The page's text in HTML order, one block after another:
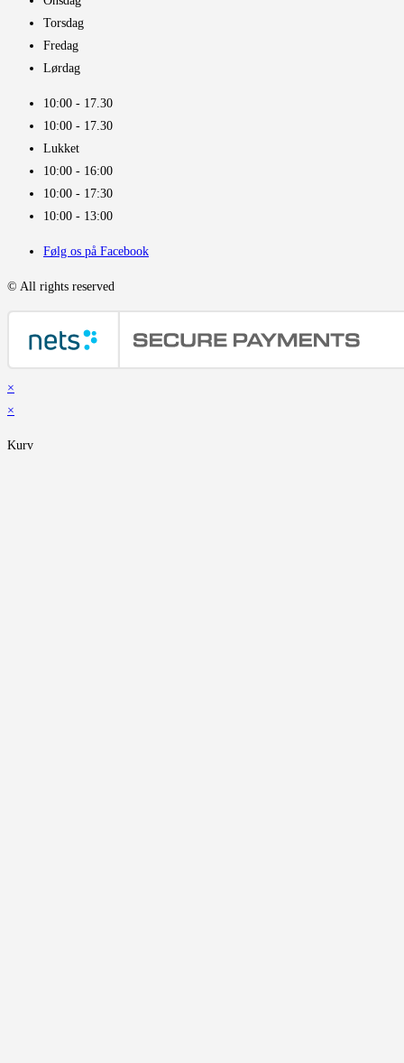
Torsdag
Fredag
Lørdag
10:00 - 17.30​
10:00 - 17.30​
Lukket
10:00 - 16:00​
10:00 - 17:30
10:00 - 13:00
Følg os på Facebook
© All rights reserved
×
×
Kurv